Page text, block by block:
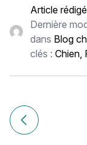
Article
Dernière
dans Blog
clés :Chien
Navigation
de
Article